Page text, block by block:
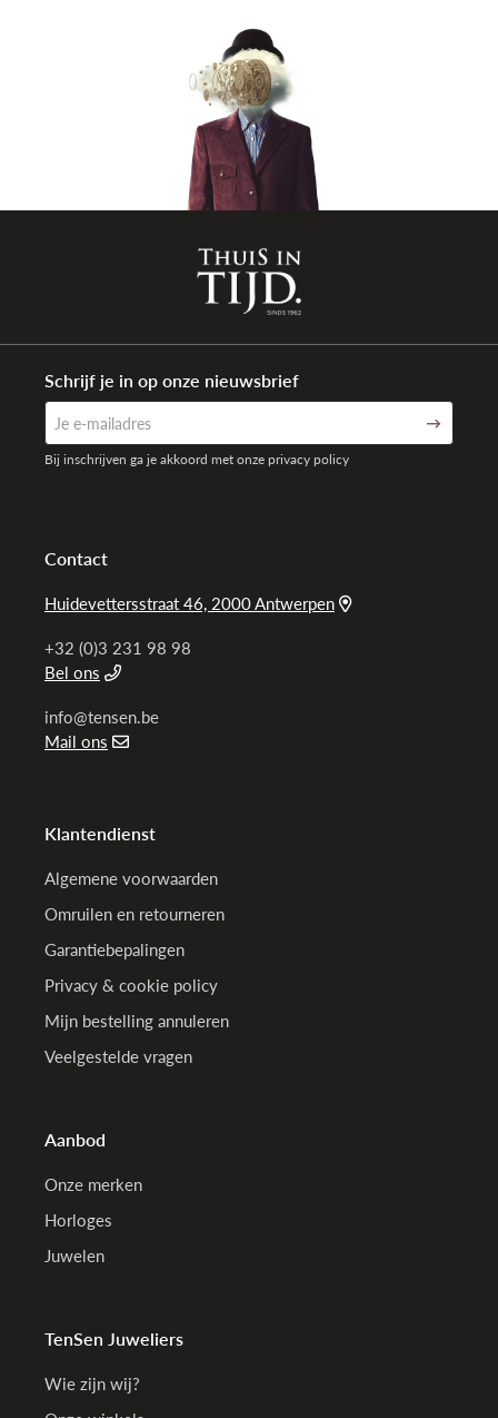
Contact
Huidevettersstraat 46, 2000 Antwerpen
+32 (0)3 231 98 98
Bel ons
info@tensen.be
Mail ons
Klantendienst
Algemene voorwaarden
Omruilen en retourneren
Garantiebepalingen
Privacy & cookie policy
Mijn bestelling annuleren
Veelgestelde vragen
Aanbod
Onze merken
Horloges
Juwelen
TenSen Juweliers
Wie zijn wij?
Schrijf je in op onze nieuwsbrief
Bij inschrijven ga je akkoord met onze privacy policy